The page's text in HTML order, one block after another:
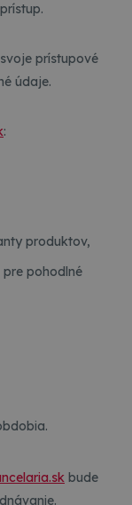
prístupové
údaje.
:
produktov,
pohodlné
bude